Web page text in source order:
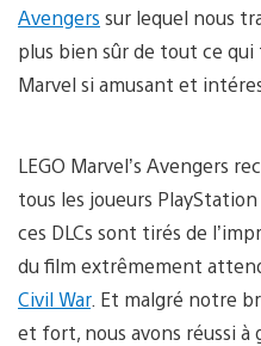
Avengers sur lequel nous
plus bien sûr de tout ce
Marvel si amusant et
LEGO Marvel’s Avengers
tous les joueurs
ces DLCs sont tirés de
du film extrêmement
Civil War. Et malgré notre
et fort, nous avons réussi à